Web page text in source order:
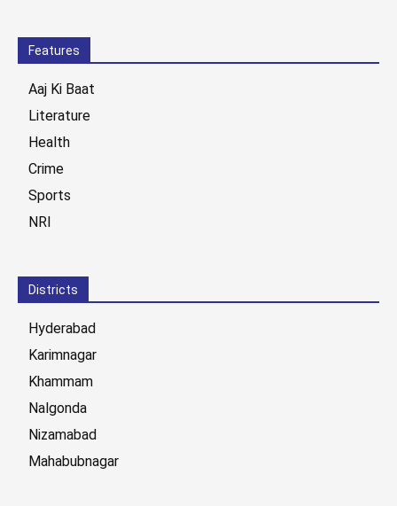
Features
Aaj Ki Baat
Literature
Health
Crime
Sports
NRI
Districts
Hyderabad
Karimnagar
Khammam
Nalgonda
Nizamabad
Mahabubnagar